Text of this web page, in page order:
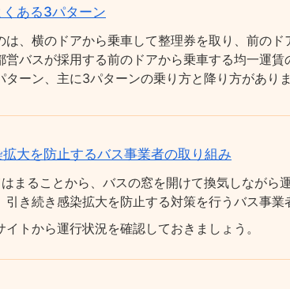
ある3パターン
、横のドアから乗車して整理券を取り、前のド
営バスが採用する前のドアから乗車する均一運
ーン、主に3パターンの乗り方と降り方がありま
大を防止するバス事業者の取り組み
まることから、バスの窓を開けて換気しながら
き続き感染拡大を防止する対策を行うバス事業
トから運行状況を確認しておきましょう。